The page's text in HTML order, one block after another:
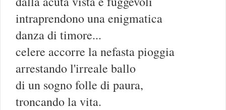
intraprendono una enigmatica
danza di timore...
celere accorre la nefasta pioggia
arrestando l'irreale ballo
di un sogno folle di paura,
troncando la vita.